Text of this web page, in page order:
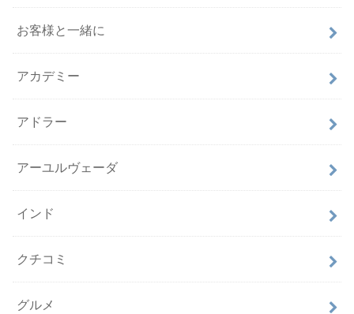
お客様と一緒に
アカデミー
アドラー
アーユルヴェーダ
インド
クチコミ
グルメ